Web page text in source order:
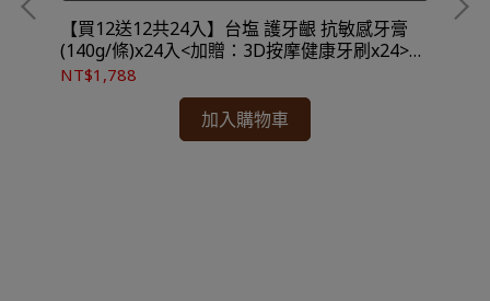
★ 可宅配到府&超商取貨，
全館滿 NT$ 1,500
免運費，另有離島7-11超取服務
。
★ 登入會員訂購，管理訂單更方便，還可
★
到貨時間參考
：訂購完成後，下個工作天出貨，出貨後物流預計1-
【買12送12共24入】台塩 護牙齦 抗敏感牙膏
(140g/條)x24入<加贈：3D按摩健康牙刷x24>★
效期2029.05.15★成分安心 均未驗出四大重金屬
NT$1,788
加入購物車